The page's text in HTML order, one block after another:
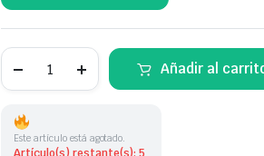
cantidad
Añadir al
Este artículo está agotado.